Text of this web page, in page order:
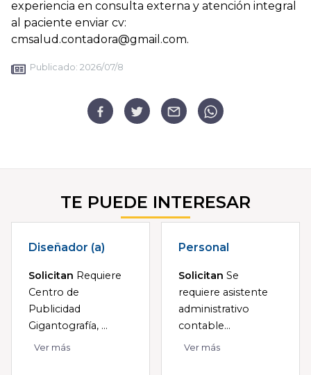
experiencia en consulta externa y atención integral
al paciente enviar cv:
cmsalud.contadora@gmail.com.
Publicado: 2026/07/8
TE PUEDE INTERESAR
Diseñador (a)
Solicitan Requiere
Centro de
Publicidad
Gigantografía, ...
Ver más
Personal
Solicitan Se
requiere asistente
administrativo
contable...
Ver más